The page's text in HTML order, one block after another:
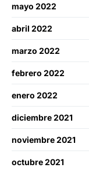
mayo 2022
abril 2022
marzo 2022
febrero 2022
enero 2022
diciembre 2021
noviembre 2021
octubre 2021